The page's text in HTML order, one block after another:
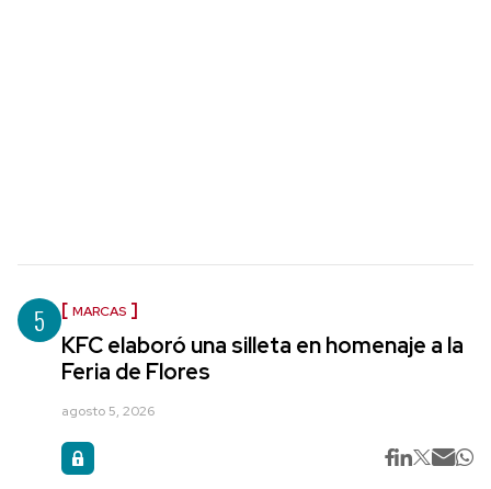
5 MARCAS
KFC elaboró una silleta en homenaje a la
Feria de Flores
agosto 5, 2026